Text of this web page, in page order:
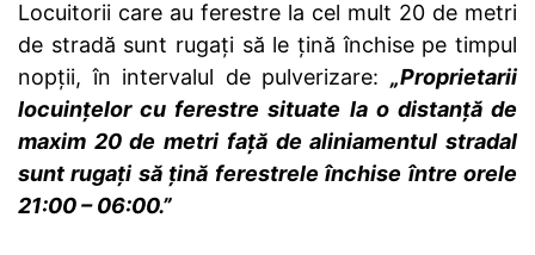
Locuitorii care au ferestre la cel mult 20 de metri
de stradă sunt rugați să le țină închise pe timpul
nopții, în intervalul de pulverizare: „Proprietarii
locuințelor cu ferestre situate la o distanță de
maxim 20 de metri față de aliniamentul stradal
sunt rugați să țină ferestrele închise între orele
21:00 – 06:00.”